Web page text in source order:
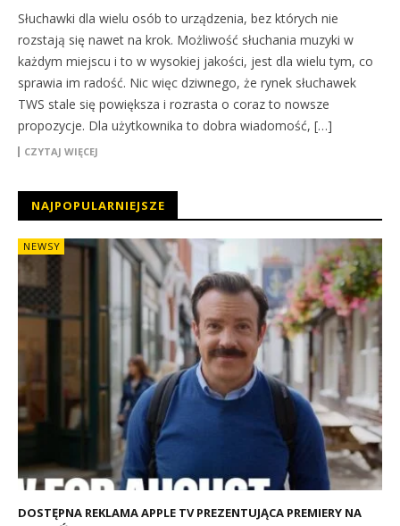
Słuchawki dla wielu osób to urządzenia, bez których nie
rozstają się nawet na krok. Możliwość słuchania muzyki w
każdym miejscu i to w wysokiej jakości, jest dla wielu tym, co
sprawia im radość. Nic więc dziwnego, że rynek słuchawek
TWS stale się powiększa i rozrasta o coraz to nowsze
propozycje. Dla użytkownika to dobra wiadomość, […]
CZYTAJ WIĘCEJ
NAJPOPULARNIEJSZE
NEWSY
DOSTĘPNA REKLAMA APPLE TV PREZENTUJĄCA PREMIERY NA